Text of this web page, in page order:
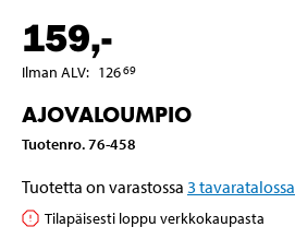
159,-
Ilman ALV: 12669
AJOVALOUMPIO
Tuotenro.76-458
Tuotetta on varastossa 3 tavaratalossa
Tilapäisesti loppu verkkokaupasta